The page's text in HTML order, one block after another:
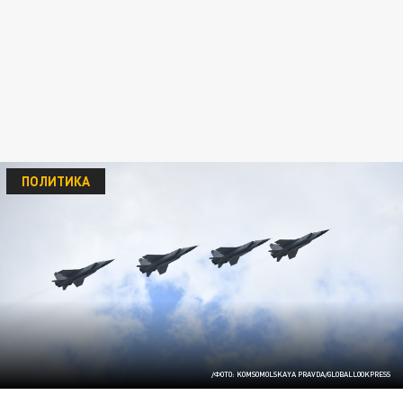
/ФОТО: KOMSOMOLSKAYA PRAVDA/GLOBALLOOKPRESS
ПОЛИТИКА